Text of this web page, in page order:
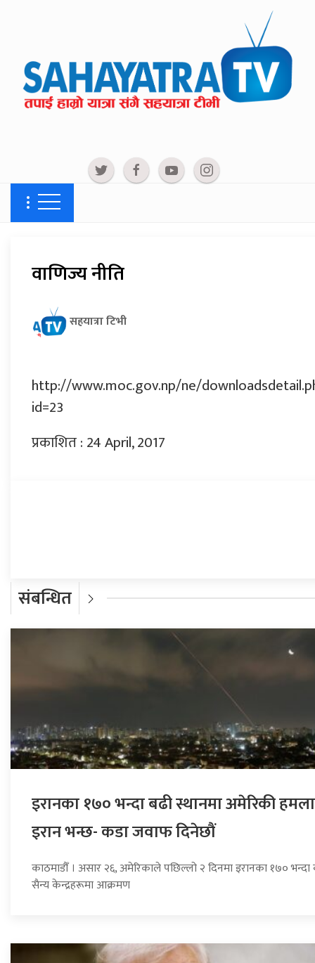
वाणिज्य नीति
सहयात्रा टिभी
http://www.moc.gov.np/ne/
id=23
प्रकाशित : 24 April, 2017
संबन्धित
इरानका १७० भन्दा बढी स्थानमा अमेरिकी
इरान भन्छ- कडा जवाफ दिनेछौं
काठमाडौँ । असार २६, अमेरिकाले पछिल्लो २ दिनमा इरानका १७० भन्दा
सैन्य केन्द्रहरूमा आक्रमण